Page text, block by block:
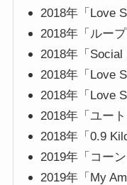
2018年「Love
2018年「ルー
2018年「Social
2018年「Love
2018年「Love
2018年「ユー
2018年「0.9
2019年「コー
2019年「My